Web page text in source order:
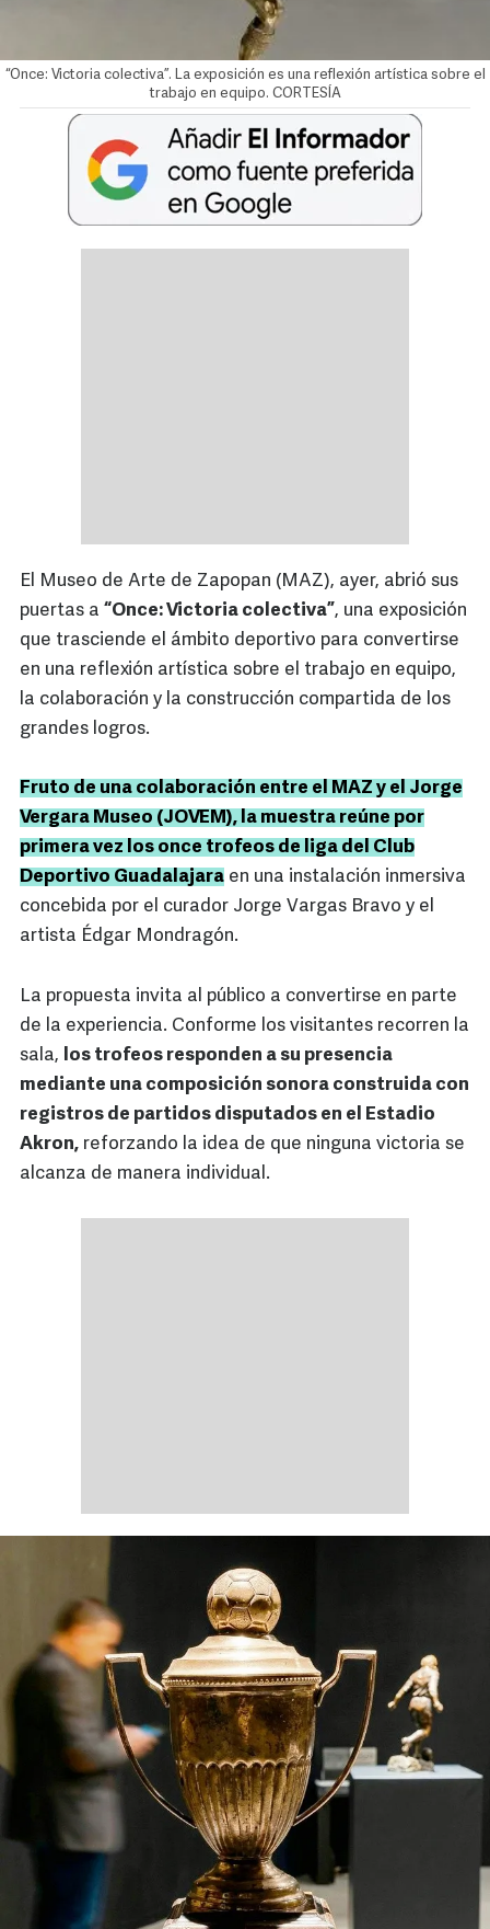
“Once: Victoria colectiva”. La exposición es una reflexión artística sobre el
trabajo en equipo. CORTESÍA
El Museo de Arte de Zapopan (MAZ), ayer, abrió sus
puertas a “Once: Victoria colectiva”, una exposición
que trasciende el ámbito deportivo para convertirse
en una reflexión artística sobre el trabajo en equipo,
la colaboración y la construcción compartida de los
grandes logros.
Fruto de una colaboración entre el MAZ y el Jorge
Vergara Museo (JOVEM), la muestra reúne por
primera vez los once trofeos de liga del Club
Deportivo Guadalajara en una instalación inmersiva
concebida por el curador Jorge Vargas Bravo y el
artista Édgar Mondragón.
La propuesta invita al público a convertirse en parte
de la experiencia. Conforme los visitantes recorren la
sala, los trofeos responden a su presencia
mediante una composición sonora construida con
registros de partidos disputados en el Estadio
Akron, reforzando la idea de que ninguna victoria se
alcanza de manera individual.